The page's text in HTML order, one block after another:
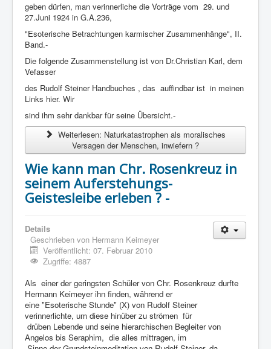
geben dürfen, man verinnerliche die Vorträge vom 29. und
27.Juni 1924 in G.A.236,
"Esoterische Betrachtungen karmischer Zusammenhänge", II.
Band.-
Die folgende Zusammenstellung ist von Dr.Christian Karl, dem
Vefasser
des Rudolf Steiner Handbuches , das auffindbar ist in meinen
Links hier. Wir
sind ihm sehr dankbar für seine Übersicht.-
Weiterlesen: Naturkatastrophen als moralisches
Versagen der Menschen, inwiefern ?
Wie kann man Chr. Rosenkreuz in
seinem Auferstehungs-
Geistesleibe erleben ? -
Details
Geschrieben von Hermann Keimeyer
Veröffentlicht: 07. Februar 2010
Zugriffe: 4887
Als einer der geringsten Schüler von Chr. Rosenkreuz durfte
Hermann Keimeyer ihn finden, während er
eine "Esoterische Stunde" (X) von Rudolf Steiner
verinnerlichte, um diese hinüber zu strömen für
drüben Lebende und seine hierarchischen Begleiter von
Angelos bis Seraphim, die alles mittragen, im